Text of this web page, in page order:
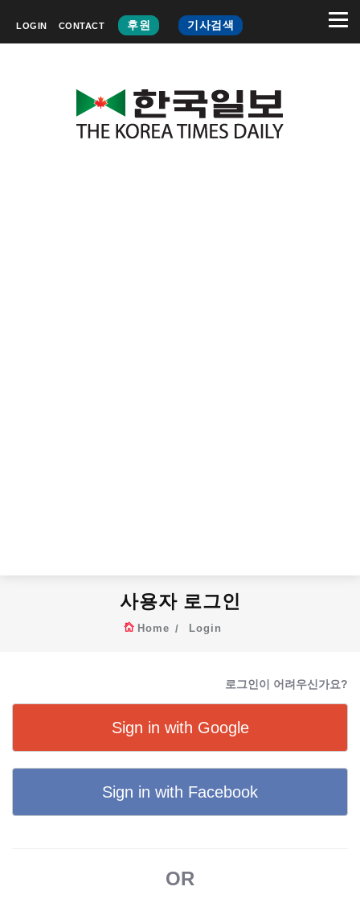
LOGIN CONTACT 후원 기사검색
사용자 로그인
Home Login
로그인이 어려우신가요?
Sign in with Google
Sign in with Facebook
OR